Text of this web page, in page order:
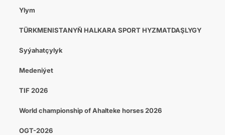
Ylym
TÜRKMENISTANYŇ HALKARA SPORT HYZMATDAŞLYGY
Syýahatçylyk
Medeniýet
TIF 2026
World championship of Ahalteke horses 2026
OGT-2026